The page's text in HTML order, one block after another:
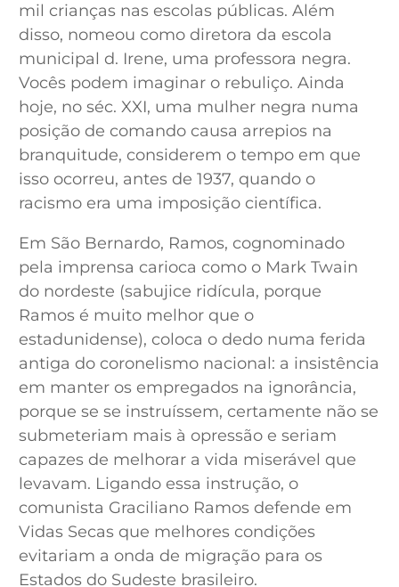
mil crianças nas escolas públicas. Além
disso, nomeou como diretora da escola
municipal d. Irene, uma professora negra.
Vocês podem imaginar o rebuliço. Ainda
hoje, no séc. XXI, uma mulher negra numa
posição de comando causa arrepios na
branquitude, considerem o tempo em que
isso ocorreu, antes de 1937, quando o
racismo era uma imposição científica.
Em São Bernardo, Ramos, cognominado
pela imprensa carioca como o Mark Twain
do nordeste (sabujice ridícula, porque
Ramos é muito melhor que o
estadunidense), coloca o dedo numa ferida
antiga do coronelismo nacional: a insistência
em manter os empregados na ignorância,
porque se se instruíssem, certamente não se
submeteriam mais à opressão e seriam
capazes de melhorar a vida miserável que
levavam. Ligando essa instrução, o
comunista Graciliano Ramos defende em
Vidas Secas que melhores condições
evitariam a onda de migração para os
Estados do Sudeste brasileiro.